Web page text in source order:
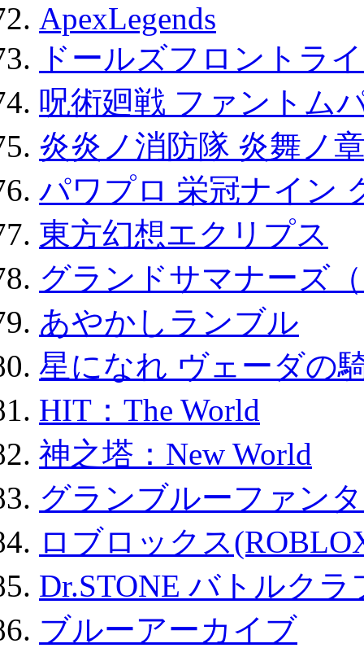
ApexLegends
ドールズフロントラ
呪術廻戦 ファントム
炎炎ノ消防隊 炎舞ノ
パワプロ 栄冠ナイン
東方幻想エクリプス
グランドサマナーズ
あやかしランブル
星になれ ヴェーダの
HIT：The World
神之塔：New World
グランブルーファン
ロブロックス
Dr.STONE バトルク
ブルーアーカイブ